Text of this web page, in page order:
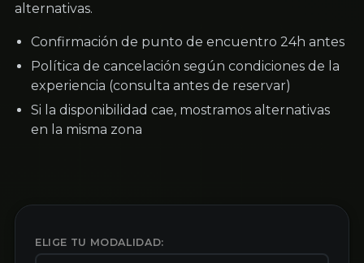
alternativas.
Confirmación de punto de encuentro 24h antes
Política de cancelación según condiciones de la
experiencia (consulta antes de reservar)
Si la disponibilidad cae, mostramos alternativas
en la misma zona
ELIGE TU MODALIDAD: